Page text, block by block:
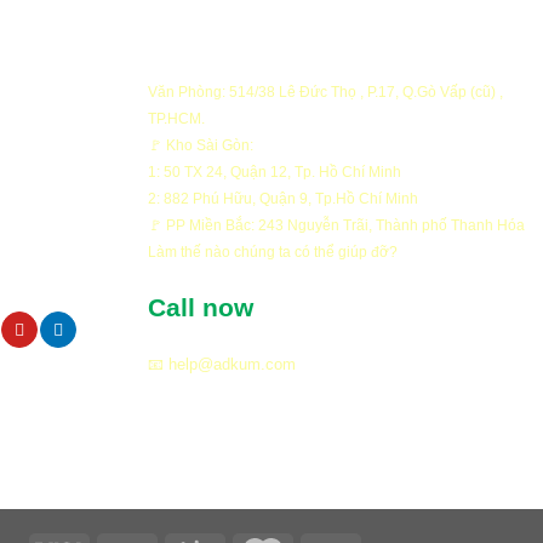
Daisy nổi
Quận 2
FOUNTAIN
waterfall cảnh quan khu biệt
Văn Phòng: 514/38 Lê Đức Thọ , P.17, Q.Gò Vấp (cũ) ,
TP.HCM.
🚩 Kho Sài Gòn:
1: 50 TX 24, Quận 12, Tp. Hồ Chí Minh
2: 882 Phú Hữu, Quận 9, Tp.Hồ Chí Minh
🚩 PP Miền Bắc: 243 Nguyễn Trãi, Thành phố Thanh Hóa
Làm thế nào chúng ta có thể giúp đỡ?
Call now
📧 help@adkum.com